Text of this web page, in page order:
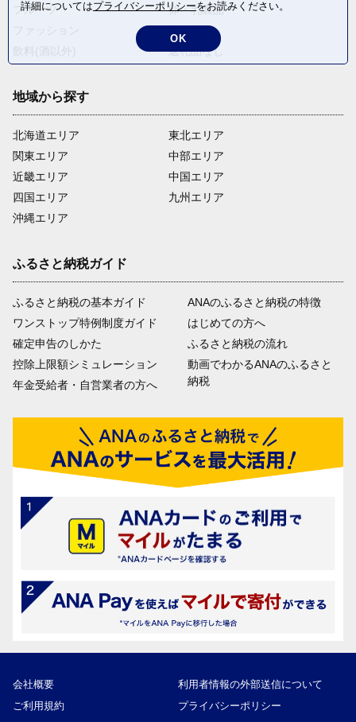
フルーツ
卵・乳製品
米・穀物
返礼品なし
地域から探す
北海道エリア
関東エリア
近畿エリア
四国エリア
沖縄エリア
東北エリア
中部エリア
中国エリア
九州エリア
ふるさと納税ガイド
ふるさと納税の基本ガイド
ワンストップ特例制度ガイド
確定申告のしかた
控除上限額シミュレーション
年金受給者・自営業者の方へ
ANAのふるさと納税の特徴
はじめての方へ
ふるさと納税の流れ
動画でわかるANAのふるさと
納税
会社概要
利用者情報の外部送信について
ご利用規約
プライバシーポリシー
詳細についてはプライバシーポリシーをお読みください。
OK